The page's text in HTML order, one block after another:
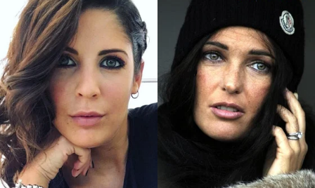
propongono una similitudine fisica che loro riscontrano,
nei tratti o nei colori, tra due personaggi della televisione,
della [']